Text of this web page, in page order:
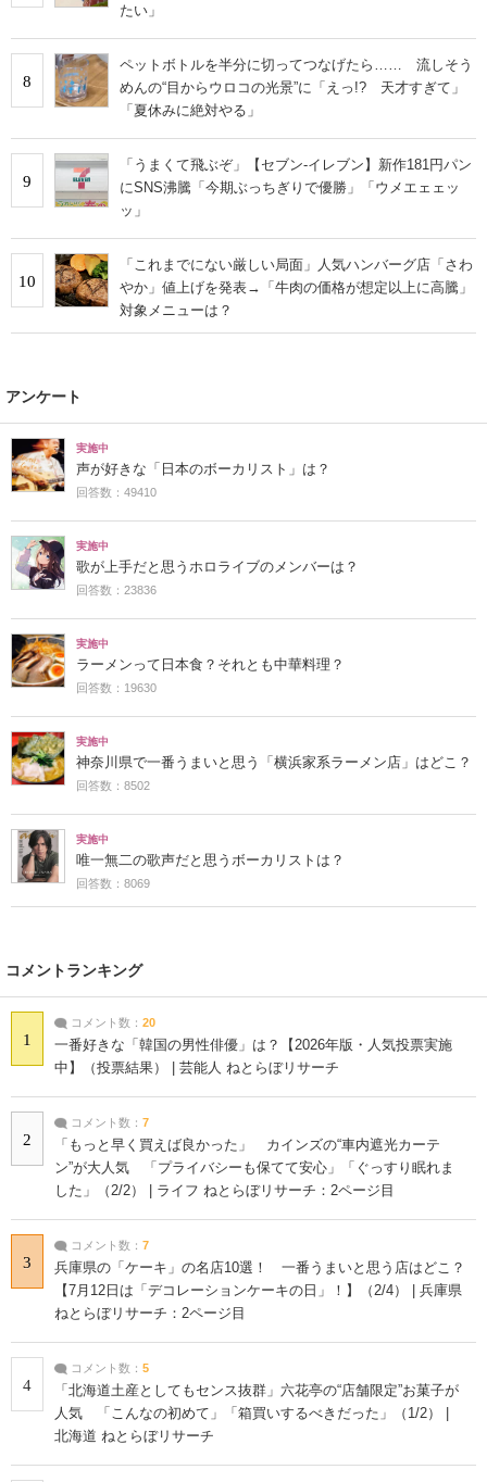
たい」
8
ペットボトルを半分に切ってつなげたら…… 流しそう
めんの“目からウロコの光景”に「えっ!? 天才すぎて」
「夏休みに絶対やる」
9
「うまくて飛ぶぞ」【セブン‐イレブン】新作181円パン
にSNS沸騰「今期ぶっちぎりで優勝」「ウメエェェッ
ッ」
10
「これまでにない厳しい局面」人気ハンバーグ店「さわ
やか」値上げを発表→「牛肉の価格が想定以上に高騰」
対象メニューは？
アンケート
実施中
声が好きな「日本のボーカリスト」は？
回答数：49410
実施中
歌が上手だと思うホロライブのメンバーは？
回答数：23836
実施中
ラーメンって日本食？それとも中華料理？
回答数：19630
実施中
神奈川県で一番うまいと思う「横浜家系ラーメン店」はどこ？
回答数：8502
実施中
唯一無二の歌声だと思うボーカリストは？
回答数：8069
コメントランキング
1
コメント数： 20
一番好きな「韓国の男性俳優」は？【2026年版・人気投票実施
中】（投票結果） | 芸能人 ねとらぼリサーチ
2
コメント数： 7
「もっと早く買えば良かった」 カインズの“車内遮光カーテ
ン”が大人気 「プライバシーも保てて安心」「ぐっすり眠れま
した」（2/2） | ライフ ねとらぼリサーチ：2ページ目
3
コメント数： 7
兵庫県の「ケーキ」の名店10選！ 一番うまいと思う店はどこ？
【7月12日は「デコレーションケーキの日」！】（2/4） | 兵庫県
ねとらぼリサーチ：2ページ目
4
コメント数： 5
「北海道土産としてもセンス抜群」六花亭の“店舗限定”お菓子が
人気 「こんなの初めて」「箱買いするべきだった」（1/2） |
北海道 ねとらぼリサーチ